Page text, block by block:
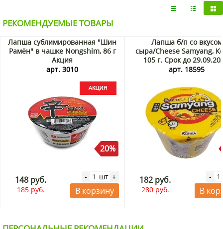
РЕКОМЕНДУЕМЫЕ ТОВАРЫ
Лапша сублимированная "Шин
Рамён" в чашке Nongshim, 86 г
Акция
арт. 3010
20%
148 руб.
185 руб.
- шт +
В корзину
Лапша б/п со вкусом
сыра/Cheese Samyang,
105 г. Срок до
Распродажа
арт. 18595
182 руб.
280 руб.
-
В